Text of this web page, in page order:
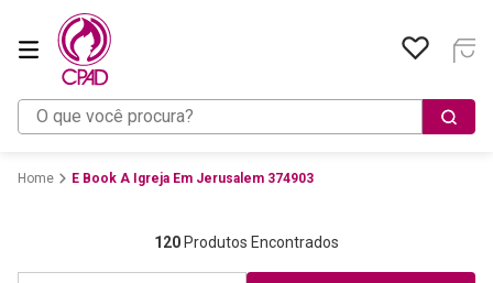
O que você procura?
E Book A Igreja Em Jerusalem 374903
120 Produtos Encontrados